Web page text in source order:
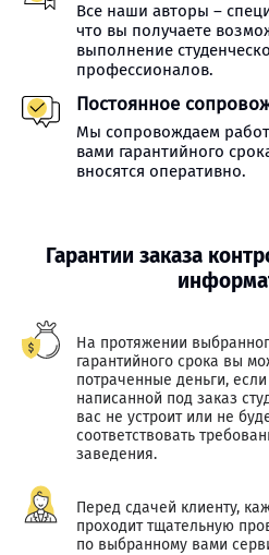
Все наши авторы –
что вы получаете
выполнение
профессионалов.
Постоянное
Мы сопровождаем
вами гарантийного
вносятся оперативно.
Гарантии заказа
На протяжении
гарантийного срока вы
потраченные деньги,
написанной под заказ
вас не устроит или не
соответствовать
заведения.
Перед сдачей клиенту,
проходит тщательную
по выбранному вами